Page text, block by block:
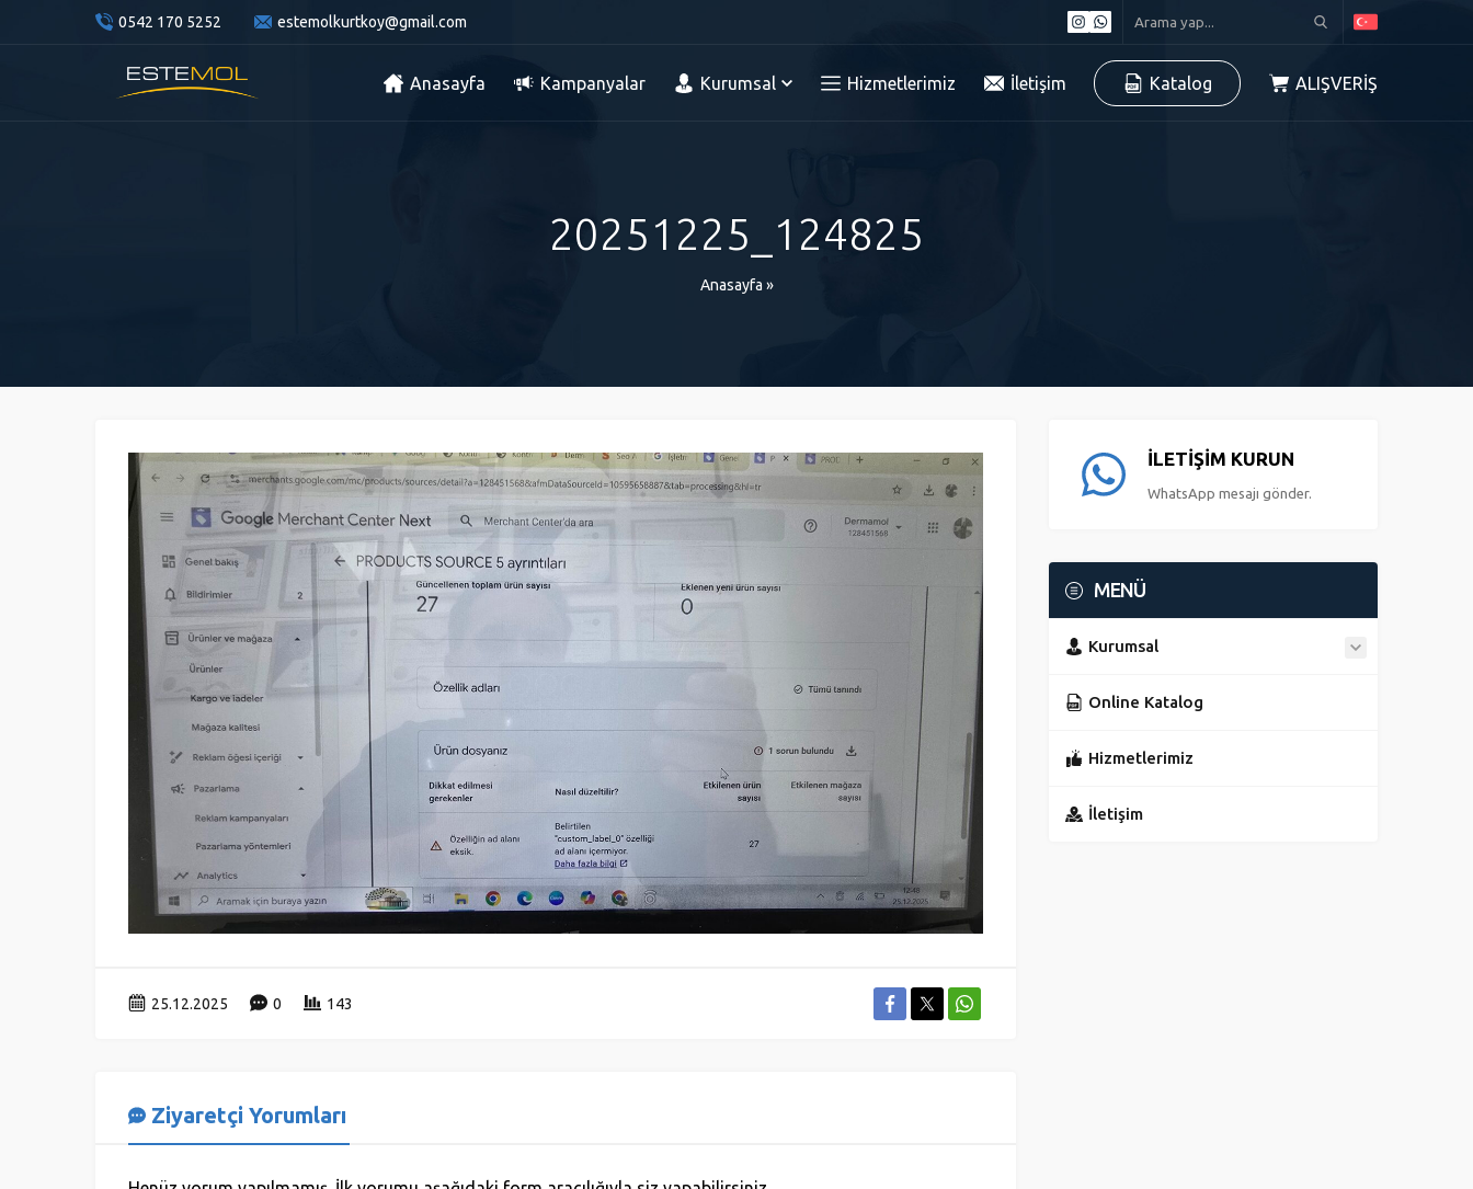
0542 170 5252 estemolkurtkoy@gmail.com
Anasayfa Kampanyalar Kurumsal Hizmetlerimiz İletişim Katalog ALIŞVERİŞ
20251225_124825
Anasayfa »
25.12.2025 0 143
Ziyaretçi Yorumları
İLETİŞİM KURUN
WhatsApp mesajı gönder.
MENÜ
Kurumsal
Online Katalog
Hizmetlerimiz
İletişim